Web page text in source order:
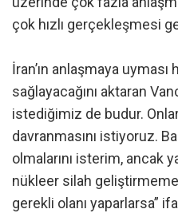
çok hızlı gerçekleşmesi
İran’ın anlaşmaya
sağlayacağını aktaran
istediğimiz de budur.
davranmasını istiyoruz.
olmalarını isterim, ancak
nükleer silah
gerekli olanı yaparlarsa”